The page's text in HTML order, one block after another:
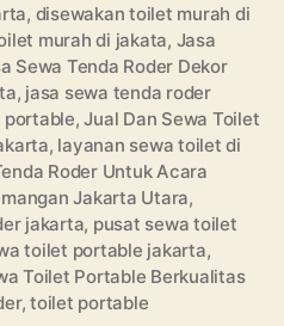
, disewakan toilet murah di
murah di jakata, Jasa
Sewa Tenda Roder Dekor
, jasa sewa tenda roder
portable,Jual Dan Sewa Toilet
, layanan sewa toilet di
Roder Untuk Acara
Jakarta Utara,
jakarta, pusat sewa toilet
toilet portable jakarta,
Toilet Portable Berkualitas
,toilet portable